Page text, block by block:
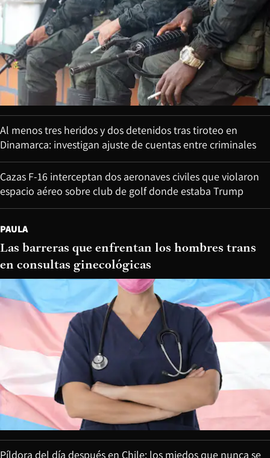
Al menos tres heridos y dos detenidos tras tiroteo en
Dinamarca: investigan ajuste de cuentas entre criminales
Cazas F-16 interceptan dos aeronaves civiles que violaron
espacio aéreo sobre club de golf donde estaba Trump
PAULA
Las barreras que enfrentan los hombres trans
en consultas ginecológicas
Píldora del día después en Chile: los miedos que nunca se